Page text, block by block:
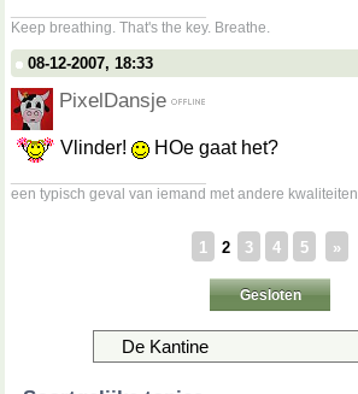
Keep breathing. That's the key. Breathe.
08-12-2007, 18:33
PixelDansje
Vlinder!
HOe gaat het?
een typisch geval van iemand met andere kwaliteiten
1 2 3 4 5 »
Gesloten